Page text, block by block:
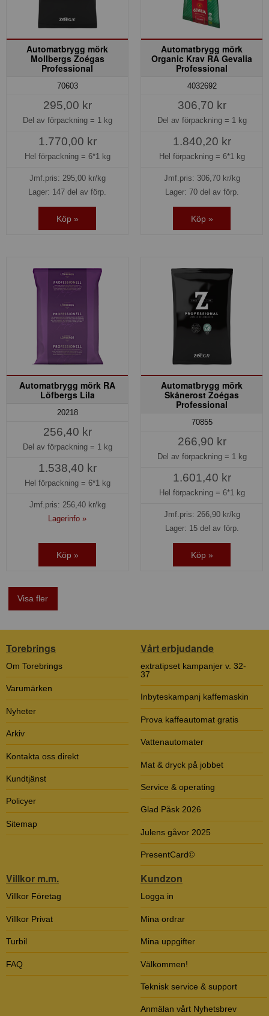
Automatbrygg mörk
Mollbergs Zoégas
Professional
70603
295,00 kr
Del av förpackning = 1 kg
1.770,00 kr
Hel förpackning = 6*1 kg
Jmf.pris: 295,00kr/kg
Lager: 147 del av förp.
Köp »
Automatbrygg mörk
Organic Krav RA Gevalia
Professional
4032692
306,70 kr
Del av förpackning = 1 kg
1.840,20 kr
Hel förpackning = 6*1 kg
Jmf.pris: 306,70kr/kg
Lager: 70 del av förp.
Köp »
Automatbrygg mörk RA
Löfbergs Lila
20218
256,40 kr
Del av förpackning = 1 kg
1.538,40 kr
Hel förpackning = 6*1 kg
Jmf.pris: 256,40kr/kg
Lagerinfo »
Köp »
Automatbrygg mörk
Skånerost Zoégas
Professional
70855
266,90 kr
Del av förpackning = 1 kg
1.601,40 kr
Hel förpackning = 6*1 kg
Jmf.pris: 266,90kr/kg
Lager: 15 del av förp.
Köp »
Visa fler
Torebrings
Om Torebrings
Varumärken
Nyheter
Arkiv
Kontakta oss direkt
Kundtjänst
Policyer
Sitemap
Vårt erbjudande
extratipset kampanjer v. 32-
37
Inbyteskampanj kaffemaskin
Prova kaffeautomat gratis
Vattenautomater
Mat & dryck på jobbet
Service & operating
Glad Påsk 2026
Julens gåvor 2025
PresentCard©
Villkor m.m.
Villkor Företag
Villkor Privat
Turbil
FAQ
Kundzon
Logga in
Mina ordrar
Mina uppgifter
Välkommen!
Teknisk service & support
Anmälan vårt Nyhetsbrev